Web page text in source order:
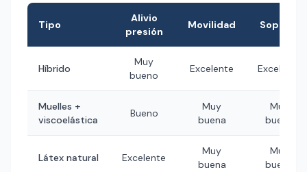
Tipo
Alivio
presión
Movilidad Soporte
Híbrido
Muy
bueno
Excelente Excelente
Muelles +
viscoelástica
Bueno
Muy
buena
Muy
bueno
Látex natural Excelente
Muy
buena
Muy
bueno